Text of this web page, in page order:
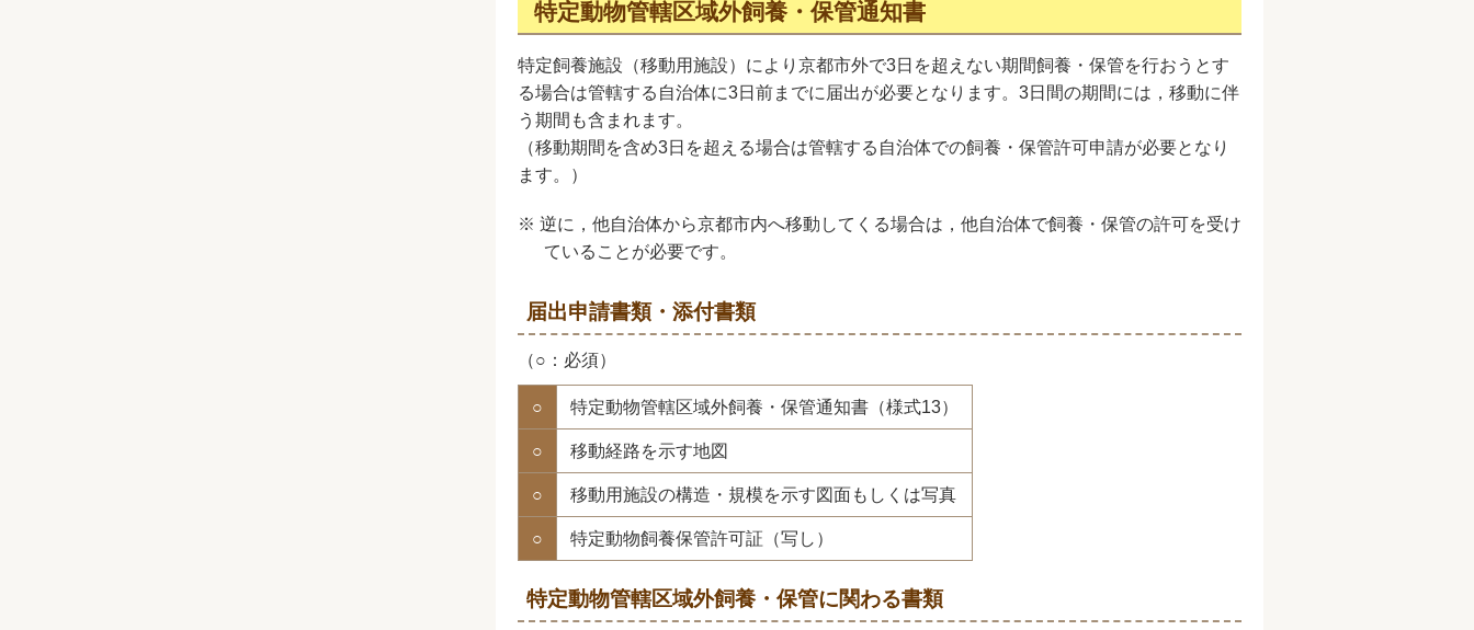
特定動物管轄区域外飼養・保管通知書
特定飼養施設（移動用施設）により京都市外で3日を超えない期間飼養・保管を行おうとす
る場合は管轄する自治体に3日前までに届出が必要となります。3日間の期間には，移動に伴
う期間も含まれます。
（移動期間を含め3日を超える場合は管轄する自治体での飼養・保管許可申請が必要となり
ます。）
※ 逆に，他自治体から京都市内へ移動してくる場合は，他自治体で飼養・保管の許可を受け
ていることが必要です。
届出申請書類・添付書類
（○：必須）
○ 特定動物管轄区域外飼養・保管通知書（様式13）
○ 移動経路を示す地図
○ 移動用施設の構造・規模を示す図面もしくは写真
○ 特定動物飼養保管許可証（写し）
特定動物管轄区域外飼養・保管に関わる書類